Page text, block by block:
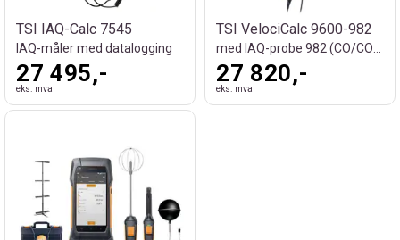
TSI IAQ-Calc 7545
IAQ-måler med datalogging
27 495,-
eks. mva
TSI VelociCalc 9600-982
27 820,-
eks. mva